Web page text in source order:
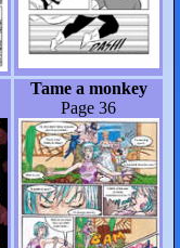
Tame a monkey
Page 36